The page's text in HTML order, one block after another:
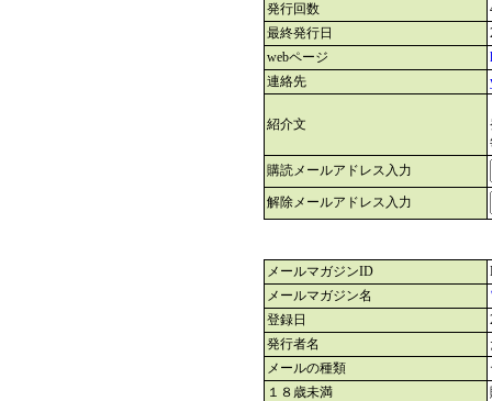
発行回数
最終発行日
webページ
連絡先
紹介文
購読メールアドレス入力
解除メールアドレス入力
メールマガジンID
メールマガジン名
登録日
発行者名
メールの種類
１８歳未満